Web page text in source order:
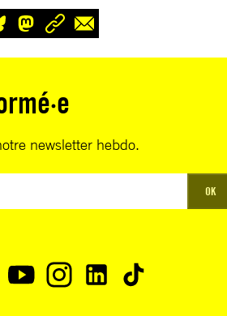
newsletter hebdo.
OK